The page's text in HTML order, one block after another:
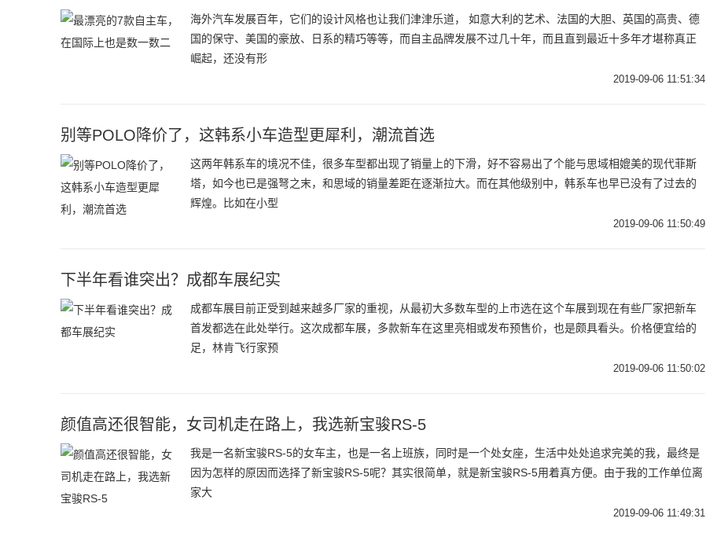
海外汽车发展百年，它们的设计风格也让我们津津乐道， 如意大利的艺术、法国的大胆、英国的高贵、德
国的保守、美国的豪放、日系的精巧等等，而自主品牌发展不过几十年，而且直到最近十多年才堪称真正
崛起，还没有形
2019-09-06 11:51:34
别等POLO降价了，这韩系小车造型更犀利，潮流首选
这两年韩系车的境况不佳，很多车型都出现了销量上的下滑，好不容易出了个能与思域相媲美的现代菲斯
塔，如今也已是强弩之末，和思域的销量差距在逐渐拉大。而在其他级别中，韩系车也早已没有了过去的
辉煌。比如在小型
2019-09-06 11:50:49
下半年看谁突出？成都车展纪实
成都车展目前正受到越来越多厂家的重视，从最初大多数车型的上市选在这个车展到现在有些厂家把新车
首发都选在此处举行。这次成都车展，多款新车在这里亮相或发布预售价，也是颇具看头。价格便宜给的
足，林肯飞行家预
2019-09-06 11:50:02
颜值高还很智能，女司机走在路上，我选新宝骏RS-5
我是一名新宝骏RS-5的女车主，也是一名上班族，同时是一个处女座，生活中处处追求完美的我，最终是
因为怎样的原因而选择了新宝骏RS-5呢？其实很简单，就是新宝骏RS-5用着真方便。由于我的工作单位离
家大
2019-09-06 11:49:31